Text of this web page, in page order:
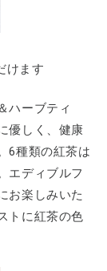
けます
ハーブティ
優しく、健康
6種類の紅茶は
エディブルフ
お楽しみいた
トに紅茶の色